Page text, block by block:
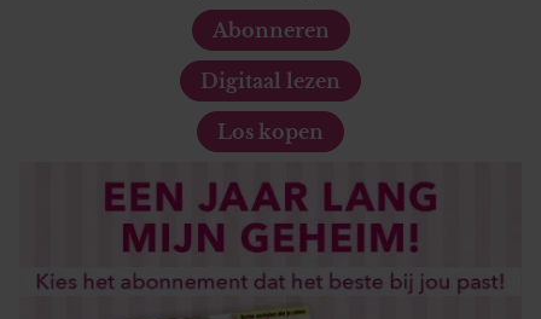
Abonneren
Digitaal lezen
Los kopen